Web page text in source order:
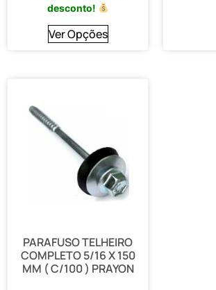
desconto!
Ver Opções
PARAFUSO TELHEIRO
COMPLETO 5/16 X 150
MM ( C/100 ) PRAYON